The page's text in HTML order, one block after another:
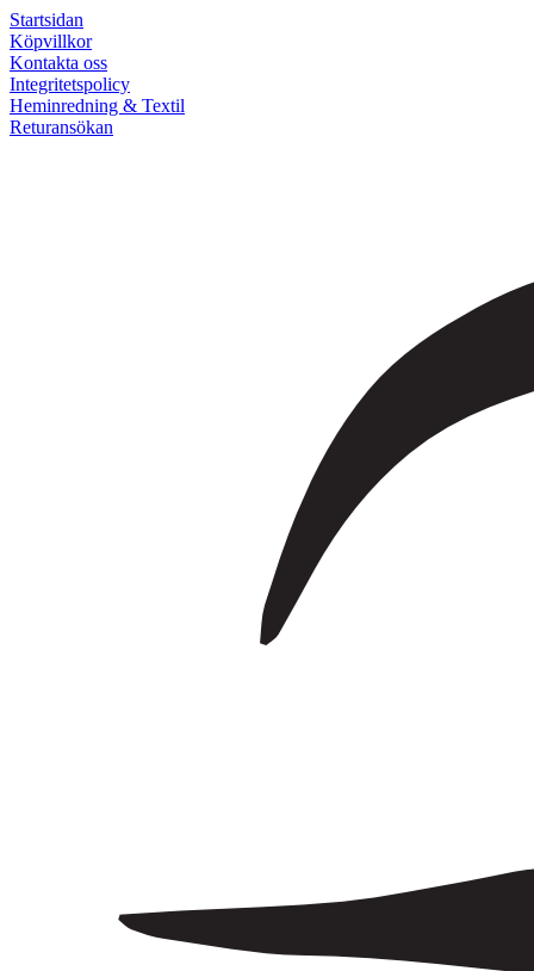
Startsidan
Köpvillkor
Kontakta oss
Integritetspolicy
Heminredning & Textil
Returansökan